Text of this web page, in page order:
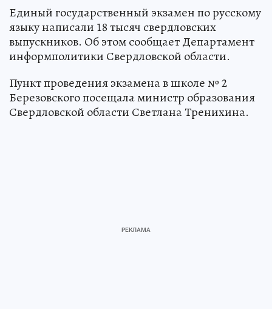
Единый государственный экзамен по русскому
языку написали 18 тысяч свердловских
выпускников. Об этом сообщает Департамент
информполитики Свердловской области.
Пункт проведения экзамена в школе № 2
Березовского посещала министр образования
Свердловской области Светлана Тренихина.